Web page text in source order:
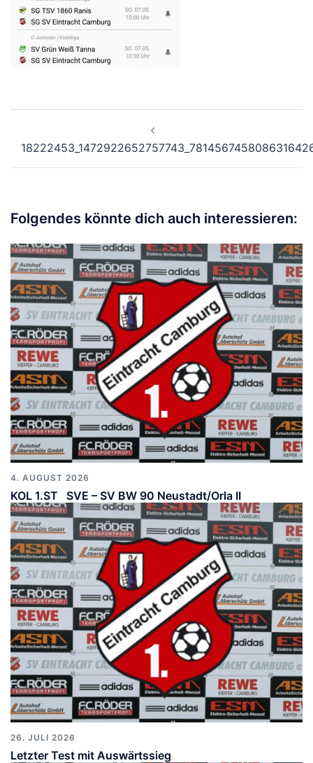
Folgendes könnte dich auch interessieren:
4. AUGUST 2026
KOL 1.ST SVE – SV BW 90 Neustadt/Orla II
26. JULI 2026
Letzter Test mit Auswärtssieg